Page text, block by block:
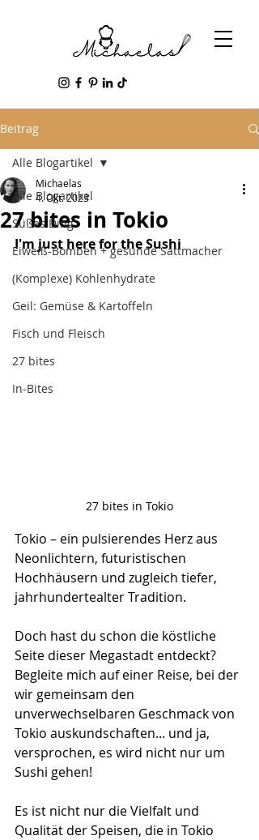
Beitrag
Alle Blogartikel
Süßes Ding
Eiweiß-Bomben + gesunde Sattmacher
(Komplexe) Kohlenhydrate
Geil: Gemüse & Kartoffeln
Fisch und Fleisch
27 bites
In-Bites
Alle Blogartikel
27 bites in Tokio
Michaelas
4. Okt. 2023
I'm just here for the Sushi
27 bites in Tokio
Tokio – ein pulsierendes Herz aus
Neonlichtern, futuristischen
Hochhäusern und zugleich tiefer,
jahrhundertealter Tradition.
Doch hast du schon die köstliche
Seite dieser Megastadt entdeckt?
Begleite mich auf einer Reise, bei der
wir gemeinsam den
unverwechselbaren Geschmack von
Tokio auskundschaften... und ja,
versprochen, es wird nicht nur um
Sushi gehen!
Es ist nicht nur die Vielfalt und
Qualität der Speisen, die in Tokio